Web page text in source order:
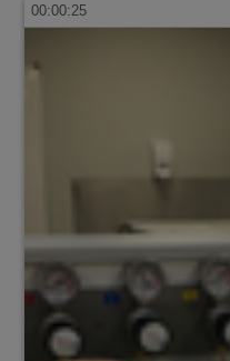
00:00:25